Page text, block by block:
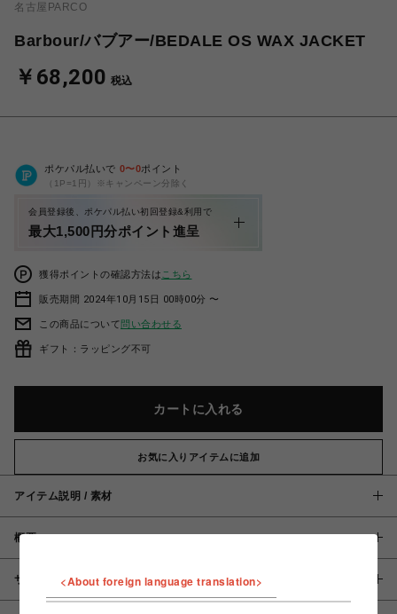
名古屋PARCO
Barbour/バブアー/BEDALE OS WAX JACKET
￥68,200 税込
ポケパル払いで 0〜0ポイント
（1P=1円）※キャンペーン分除く
会員登録後、ポケパル払い初回登録&利用で
最大1,500円分ポイント進呈
獲得ポイントの確認方法は こちら
販売期間 2024年10月15日 00時00分 〜
この商品について問い合わせる
ギフト：ラッピング不可
カートに入れる
お気に入りアイテムに追加
アイテム説明 / 素材
概要
サイズ <About foreign language translation>